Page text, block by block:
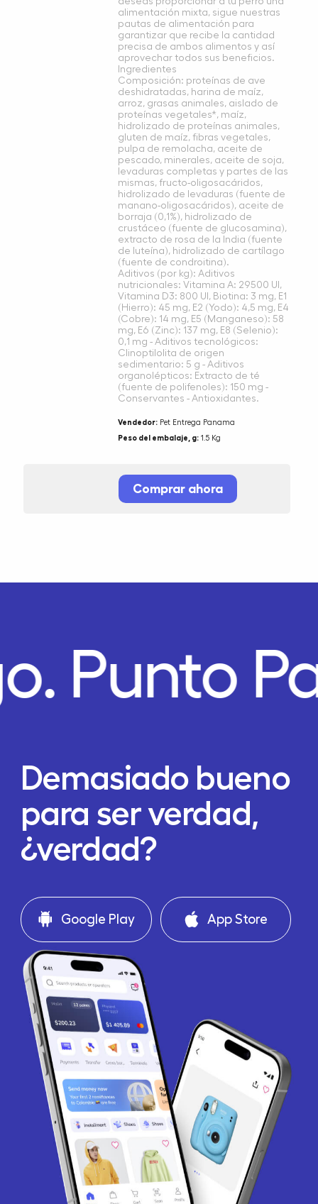
alimentación mixta, sigue nuestras
pautas de alimentación para
garantizar que recibe la cantidad
precisa de ambos alimentos y así
aprovechar todos sus beneficios.
Ingredientes
Composición: proteínas de ave
deshidratadas, harina de maíz,
arroz, grasas animales, aislado de
proteínas vegetales*, maíz,
hidrolizado de proteínas animales,
gluten de maíz, fibras vegetales,
pulpa de remolacha, aceite de
pescado, minerales, aceite de soja,
levaduras completas y partes de las
mismas, fructo-oligosacáridos,
hidrolizado de levaduras (fuente de
manano-oligosacáridos), aceite de
borraja (0,1%), hidrolizado de
crustáceo (fuente de glucosamina),
extracto de rosa de la India (fuente
de luteína), hidrolizado de cartílago
(fuente de condroitina).
Aditivos (por kg): Aditivos
nutricionales: Vitamina A: 29500 UI,
Vitamina D3: 800 UI, Biotina: 3 mg, E1
(Hierro): 45 mg, E2 (Yodo): 4,5 mg, E4
(Cobre): 14 mg, E5 (Manganeso): 58
mg, E6 (Zinc): 137 mg, E8 (Selenio):
0,1 mg - Aditivos tecnológicos:
Clinoptilolita de origen
sedimentario: 5 g - Aditivos
organolépticos: Extracto de té
(fuente de polifenoles): 150 mg -
Conservantes - Antioxidantes.
Vendedor: Pet Entrega Panama
Peso del embalaje, g: 1.5 Kg
Comprar ahora
Punto
Demasiado bueno
para ser verdad,
¿verdad?
Google Play App Store